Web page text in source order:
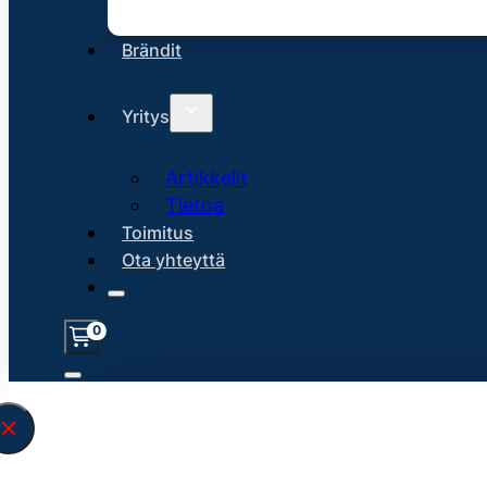
Brändit
Yritys
Artikkelit
Tietoa
Toimitus
Ota yhteyttä
0